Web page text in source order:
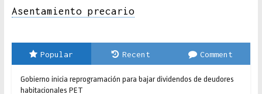
Asentamiento precario
Popular Recent Comment
Gobierno inicia reprogramación para bajar dividendos de deudores
habitacionales PET